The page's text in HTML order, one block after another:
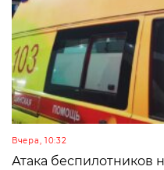
Вчера, 10:32
Атака беспилотников